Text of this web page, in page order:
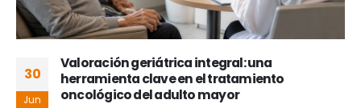
30
Jun
Valoración geriátrica integral: una
herramienta clave en el tratamiento
oncológico del adulto mayor